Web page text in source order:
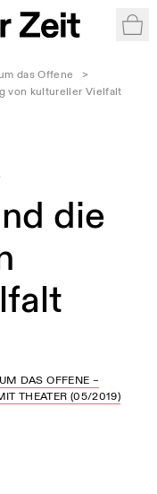
das Offene
>
von kultureller Vielfalt
die
DAS OFFENE –
THEATER (05/2019)